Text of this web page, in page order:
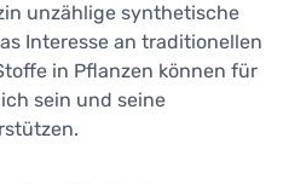
unzählige synthetische
Interesse an traditionellen
in Pflanzen können für
sein und seine